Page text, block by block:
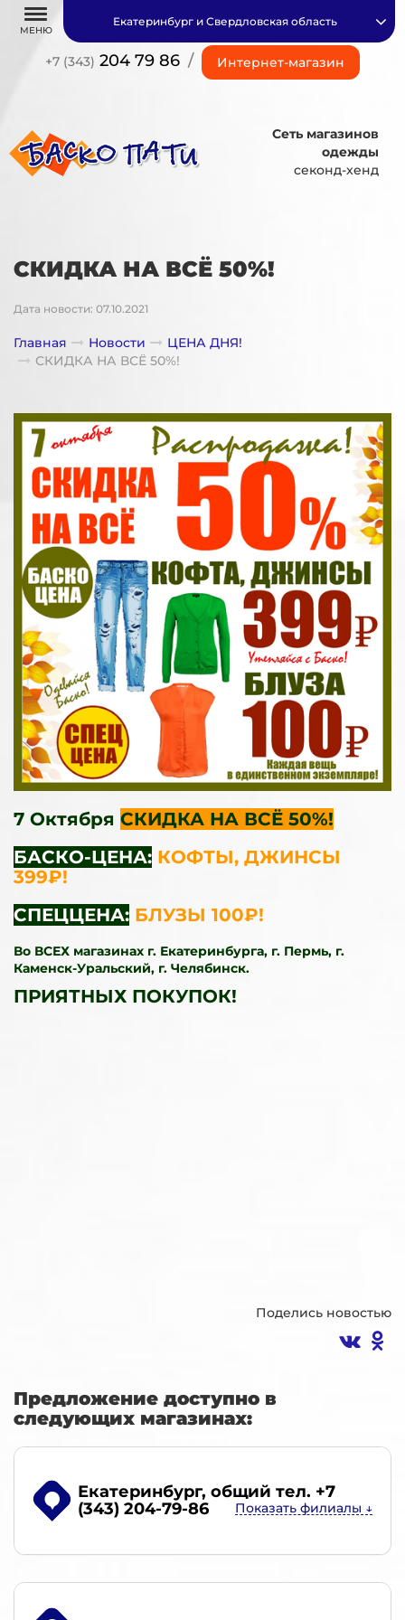
МЕНЮ
+7 (343) 204 79 86 / Интернет-магазин
Екатеринбург и Свердловская область
Сеть магазинов
одежды
секонд-хенд
СКИДКА НА ВСЁ 50%!
Дата новости: 07.10.2021
Главная Новости
ЦЕНА ДНЯ!
СКИДКА НА ВСЁ 50%!
7 Октября СКИДКА НА ВСЁ 50%!
БАСКО-ЦЕНА: КОФТЫ, ДЖИНСЫ
399₽!
СПЕЦЦЕНА: БЛУЗЫ 100₽!
Во ВСЕХ магазинах г. Екатерин бурга, г. Пермь, г.
Каменск-Уральский, г. Челябинск.
ПРИЯТНЫХ ПОКУПОК!
Поделись новостью
Предложение доступно в
следующих магазинах:
Екатеринбург, общий тел. +7
(343) 204-79-86